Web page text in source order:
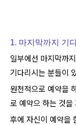
1. 마지막까지 기
일부에선 마지막까
기다리시는 분들이
원천적으로 예약을
로 예약으 하는 것을
후에 자신이 예약을